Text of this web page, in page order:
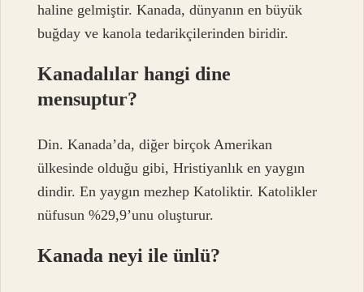
haline gelmiştir. Kanada, dünyanın en büyük
buğday ve kanola tedarikçilerinden biridir.
Kanadalılar hangi dine
mensuptur?
Din. Kanada’da, diğer birçok Amerikan
ülkesinde olduğu gibi, Hristiyanlık en yaygın
dindir. En yaygın mezhep Katoliktir. Katolikler
nüfusun %29,9’unu oluşturur.
Kanada neyi ile ünlü?